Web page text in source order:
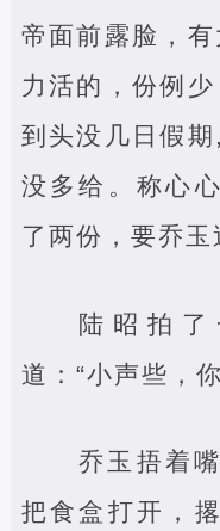
帝面前露脸，
力活的，份例
到头没几日假
没多给。称心
了两份，要乔玉
陆昭拍
道：“小声些，
乔玉捂着
把食盒打开，